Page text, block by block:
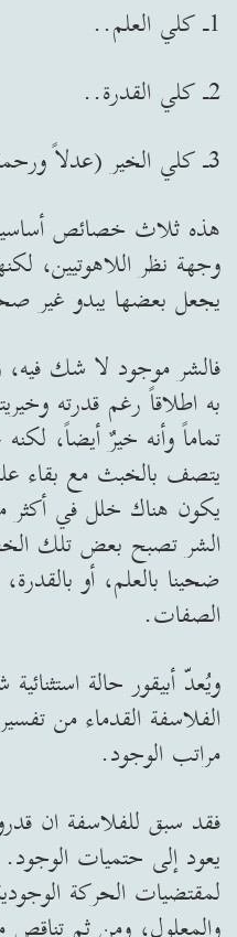
1ـ كلي العلم..
2ـ كلي القدرة..
3ـ كلي الخير (عدلاً ورحمةً)..
هذه ثلاث خصائص
وجهة نظر اللاهوتيين،
يجعل بعضها يبدو غير
فالشر موجود لا شك فيه،
به اطلاقاً رغم قدرته
تماماً وأنه خيرٌ أيضاً، لكنه
يتصف بالخبث مع بقاء
يكون هناك خلل في أكثر
الشر تصبح بعض تلك
ضحينا بالعلم، أو
الصفات.
ويُعدّ أبيقور حالة
الفلاسفة القدماء من
مراتب الوجود.
فقد سبق للفلاسفة ان
يعود إلى حتميات الوجود.
لمقتضيات الحركة
والمعلول، ومن ثم تناقص